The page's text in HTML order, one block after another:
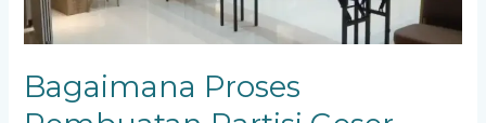
Bagaimana Proses